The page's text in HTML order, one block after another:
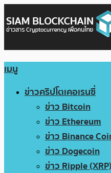
เมนู
ข่าวคริปโตเคอเรนซี่
ข่าว Bitcoin
ข่าว Ethereum
ข่าว Binance
ข่าว Dogecoin
ข่าว Ripple